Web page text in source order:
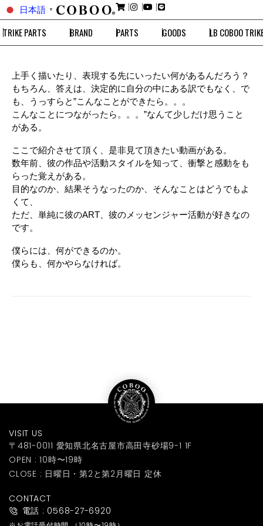
日本語 ▼
TRIKE PARTS BRAND PARTS GOODS LB COBOO
上手く描いたり、表現する先にいったい何があるんだろう？
もちろん、答えは、決定的に自分の中にある訳でもなく、で
も、うっすらと”こんなことができたら。。。
こんなことにつながったら。。。”なんて少しだけ思うこと
がある。
ここで紹介させて頂く、是非見て頂きたい動画がある。
数年前、彼の作品や活動スタイルを知って、衝撃と感動をも
らった覚えがある。
目的なのか、結果そうなったのか、そんなことはどうでもよ
くて、
ただ、単純に彼のART、彼のメッセンジャー活動が好きなの
です。
僕らには、何ができるのか。
僕らも、何かやらなければ。
VISIT US
〒481-0011 愛知県北名古屋市高田寺砂場9-1 1F
OPEN : 10時〜19時
CLOSE : 日曜日・第2と第2月曜日 定休
CONTACT
電話 : 0568-27-6920